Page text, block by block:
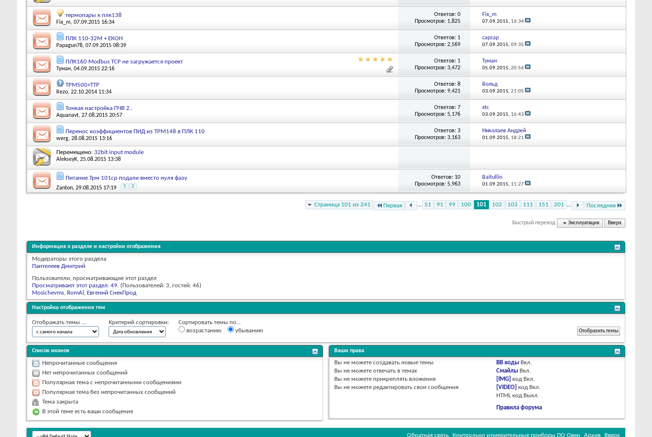
термопары к плк138
Fix_m, 07.09.2015 16:34
Ответов: 0
Просмотров: 1,825
Fix_m
07.09.2015, 16:34
ПЛК 110-32М + ЕКОН
Papagun78, 07.09.2015 08:39
Ответов: 1
Просмотров: 2,569
capzap
07.09.2015, 09:35
ПЛК160 Modbus TCP не загружается проект
Туман, 04.09.2015 22:16
Ответов: 1
Просмотров: 3,472
Туман
05.09.2015, 20:56
ТРМ500+ТТР
Rezo, 22.10.2014 11:34
Ответов: 8
Просмотров: 9,421
Вольд
03.09.2015, 21:05
Тонкая настройка ПЧВ 2..
Aquanavt, 27.08.2015 20:57
Ответов: 7
Просмотров: 5,176
xtc
03.09.2015, 16:43
Перенос коэффициентов ПИД из ТРМ148 в ПЛК 110
werg, 28.08.2015 13:16
Ответов: 3
Просмотров: 3,163
Николаев Андрей
01.09.2015, 18:21
Перемещено: 32bit input module
AlekseyK, 25.08.2015 13:38
Питание Трм 101ср подали вместо нуля фазу
Zanton, 29.08.2015 17:19 1 2
Ответов: 10
Просмотров: 5,963
Baitullin
01.09.2015, 11:27
Страница 101 из 241 Первая ... 51 91 99 100 101 102 103 111 151 201 ... Последняя
Быстрый переход Эксплуатация Вверх
Информация о разделе и настройки отображения
Модераторы этого раздела
Пантелеев Дмитрий
Пользователи, просматривающие этот раздел
Просматривают этот раздел: 49. (Пользователей: 3, гостей: 46)
Mosichevms, RomAl , Евгений СнекПрод
Настройка отображения тем
Отображать темы ... Критерий сортировки:
Сортировать темы по...
возрастанию
убыванию
Список иконок
Непрочитанные сообщения
Нет непрочитанных сообщений
Популярная тема с непрочитанными сообщениями
Популярная тема без непрочитанных сообщений
Тема закрыта
В этой теме есть ваши сообщения
Ваши права
Вы не можете создавать новые темы
Вы не можете отвечать в темах
Вы не можете прикреплять вложения
Вы не можете редактировать свои сообщения
BB коды Вкл.
Смайлы Вкл.
[IMG] код Вкл.
[VIDEO] код Вкл.
HTML код Выкл.
Правила форума
Обратная связь Контрольно измерительные приборы ПО Овен Архив Вверх